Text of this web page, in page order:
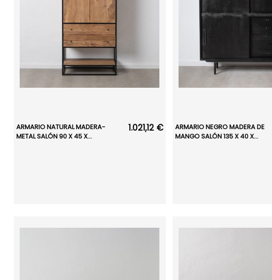
ARMARIO NATURAL MADERA-
METAL SALÓN 90 X 45 X...
1.021,12 €
ARMARIO NEGRO MADERA DE
MANGO SALÓN 135 X 40 X...